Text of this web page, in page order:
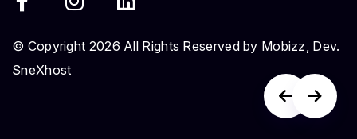
© Copyright 2026 All Rights Reserved by Mobizz, Dev.
SneXhost